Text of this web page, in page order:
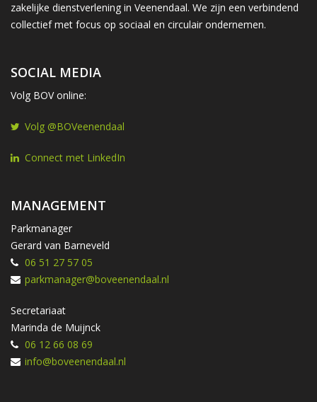
zakelijke dienstverlening in Veenendaal. We zijn een verbindend
collectief met focus op sociaal en circulair ondernemen.
SOCIAL MEDIA
Volg BOV online:
Volg @BOVeenendaal
Connect met LinkedIn
MANAGEMENT
Parkmanager
Gerard van Barneveld
06 51 27 57 05
parkmanager@boveenendaal.nl
Secretariaat
Marinda de Muijnck
06 12 66 08 69
info@boveenendaal.nl